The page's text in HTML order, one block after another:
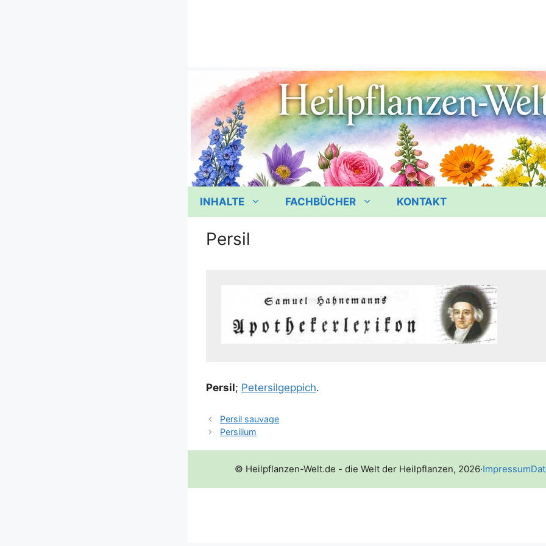
INHALTE FACHBÜCHER KONTAKT
Persil
Per­sil; Peter­sil­ge­ppich.
Persil sauvage
Persilium
© Heilpflanzen-Welt.de - die Welt der Heilpflanzen, 2026·Impressum